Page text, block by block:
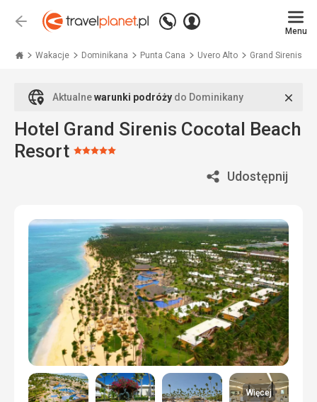
Wstecz
Zadzwoń
+48
771
Zaloguj
Menu
Wakacje Dominikana Punta Cana Uvero Alto Grand Sirenis
Aktualnewarunki podróży do Dominikany
Hotel Grand Sirenis Cocotal Beach
Resort Ocena:
Udostępnij
Więcej